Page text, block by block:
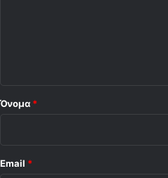
Όνομα *
Email *